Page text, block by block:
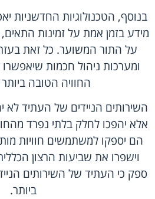
בנוסף, הטכנולוגיות החדשניות
מידע בזמן אמת על זמינות התאים,
על התור המשוער. כל זאת
ומערכות ניהול חכמות
החוויה הטובה
השירותים הניידים של העתיד לא
אלא יהפכו לחלק בלתי נפרד
הם יספקו למשתמשים חוויות
וישפרו את שביעות הרצון
ספק כי העתיד של השירותים
ביותר.